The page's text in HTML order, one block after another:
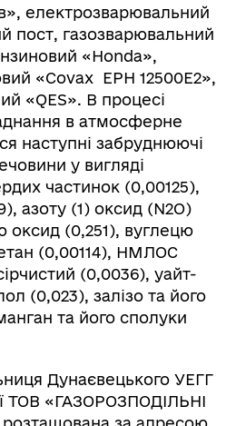
електрозварювальний
пост, газозварювальний
«Honda»,
«Covax EPH 12500E2»,
«QES». В процесі
в атмосферне
наступні забруднюючі
у вигляді
частинок (0,00125),
азоту (1) оксид (N2O)
оксид (0,251), вуглецю
(0,00114), НМЛОС
(0,0036), уайт-
(0,023), залізо та його
та його сполуки
Дунаєвецького УЕГГ
ТОВ «ГАЗОРОЗПОДІЛЬНІ
за адресою